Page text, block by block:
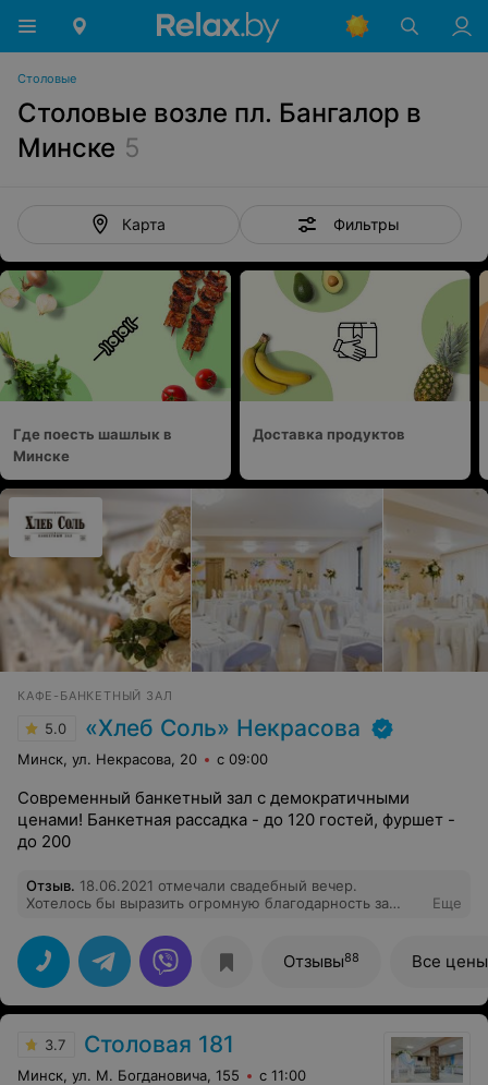
Столовые
Столовые возле пл. Бангалор в
Минске 5
Карта Фильтры
Где поесть шашлык в
Минске
Доставка продуктов
КАФЕ-БАНКЕТНЫЙ ЗАЛ
5.0 «Хлеб Соль» Некрасова
Минск, ул. Некрасова, 20 с 09:00
Современный банкетный зал с демократичными
ценами! Банкетная рассадка - до 120 гостей, фуршет -
до 200
Отзыв. 18.06.2021 отмечали свадебный вечер.
Хотелось бы выразить огромную благодарность за
соответствии с нашими пожеланиями, без каких либо
форс-мажоров, задержек и тд. Безумно понравилась
кухня, огромное спасибо поварам. Отдельное спасибо
нашему администратору Максиму: смотрел за
порядком, уточнял все от нравится, помогал по ходу
приятным впечатлением.
Еще
Отзывы88 Все цены
3.7 Столовая 181
Минск, ул. М. Богдановича, 155 с 11:00